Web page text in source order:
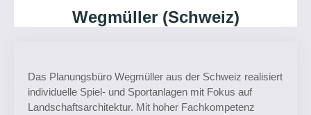
Wegmüller (Schweiz)
Das Planungsbüro Wegmüller aus der Schweiz realisiert
individuelle Spiel- und Sportanlagen mit Fokus auf
Landschaftsarchitektur. Mit hoher Fachkompetenz